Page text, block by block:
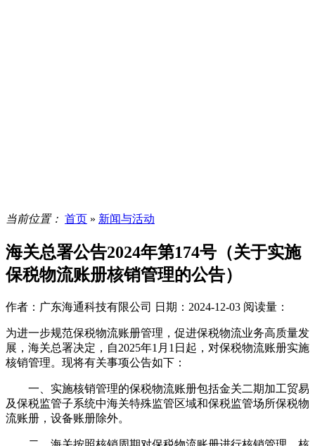
当前位置： 首页 » 新闻与活动
海关总署公告2024年第174号（关于实施
保税物流账册核销管理的公告）
作者：广东海通科技有限公司 日期：2024-12-03 阅读量：
为进一步规范保税物流账册管理，促进保税物流业务高质量发
展，海关总署决定，自2025年1 月 1 日起，对保税物流账册实施
核销管理。现将有关事项公告如下：
一、实施核销管理的保税物流账册包括金关二期加工贸易
及保税监管子系统中海关特殊监管区域和保税监管场所保税物
流账册，设备账册除外。